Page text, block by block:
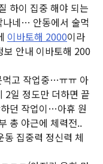
하이 집중 해야 되는
네… 안동에서 술먹
이바토해 2000이라
보 안내 이바토해 200
먹고 작업중…ㅠㅠ 아
일 정도만 더하면 끝
던 작업이…아휴 원
총 야근에 체력전..
집중력 정신력 체